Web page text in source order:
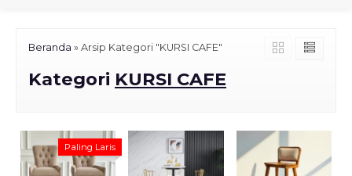
Beranda » Arsip Kategori "KURSI CAFE"
Kategori KURSI CAFE
Paling Laris